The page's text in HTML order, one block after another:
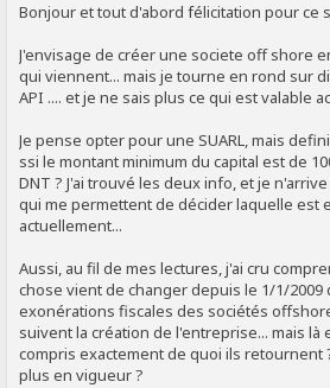
Bonjour et tout d'abord félicitation pour ce
J'envisage de créer une societe off shore
qui viennent... mais je tourne en rond sur
API .... et je ne sais plus ce qui est valable
Je pense opter pour une SUARL, mais
ssi le montant minimum du capital est de
DNT ? J'ai trouvé les deux info, et je
qui me permettent de décider laquelle est
actuellement...
Aussi, au fil de mes lectures, j'ai cru
chose vient de changer depuis le 1/1/2009
exonérations fiscales des sociétés
suivent la création de l'entreprise... mais là
compris exactement de quoi ils retournent
plus en vigueur ?